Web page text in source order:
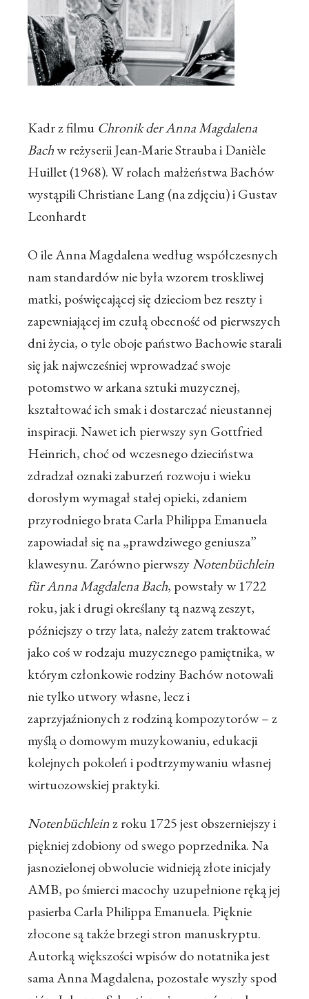
Kadr z filmu Chronik der Anna Magdalena
Bachw reżyserii Jean-Marie Strauba i Danièle
Huillet (1968). W rolach małżeństwa Bachów
wystąpili Christiane Lang (na zdjęciu) i Gustav
Leonhardt
O ile Anna Magdalena według współczesnych
nam standardów nie była wzorem troskliwej
matki, poświęcającej się dzieciom bez reszty i
zapewniającej im czułą obecność od pierwszych
dni życia, o tyle oboje państwo Bachowie starali
się jak najwcześniej wprowadzać swoje
potomstwo w arkana sztuki muzycznej,
kształtować ich smak i dostarczać nieustannej
inspiracji. Nawet ich pierwszy syn Gottfried
Heinrich, choć od wczesnego dzieciństwa
zdradzał oznaki zaburzeń rozwoju i wieku
dorosłym wymagał stałej opieki, zdaniem
przyrodniego brata Carla Philippa Emanuela
zapowiadał się na „prawdziwego geniusza”
klawesynu. Zarówno pierwszyNotenbüchlein
für Anna Magdalena Bach, powstały w 1722
roku, jak i drugi określany tą nazwą zeszyt,
późniejszy o trzy lata, należy zatem traktować
jako coś w rodzaju muzycznego pamiętnika, w
którym członkowie rodziny Bachów notowali
nie tylko utwory własne, lecz i
zaprzyjaźnionych z rodziną kompozytorów – z
myślą o domowym muzykowaniu, edukacji
kolejnych pokoleń i podtrzymywaniu własnej
wirtuozowskiej praktyki.
Notenbüchleinz roku 1725 jest obszerniejszy i
piękniej zdobiony od swego poprzednika. Na
jasnozielonej obwolucie widnieją złote inicjały
AMB, po śmierci macochy uzupełnione ręką jej
pasierba Carla Philippa Emanuela. Pięknie
złocone są także brzegi stron manuskryptu.
Autorką większości wpisów do notatnika jest
sama Anna Magdalena, pozostałe wyszły spod